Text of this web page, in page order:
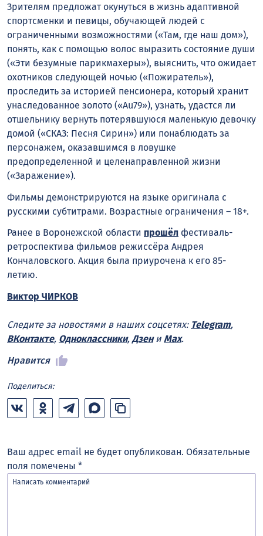
Зрителям предложат окунуться в жизнь адаптивной
спортсменки и певицы, обучающей людей с
ограниченными возможностями («Там, где наш дом»),
понять, как с помощью волос выразить состояние души
(«Эти безумные парикмахеры»), выяснить, что ожидает
охотников следующей ночью («Пожиратель»),
проследить за историей пенсионера, который хранит
унаследованное золото («Au79»), узнать, удастся ли
отшельнику вернуть потерявшуюся маленькую девочку
домой («СКАЗ: Песня Сирин») или понаблюдать за
персонажем, оказавшимся в ловушке
предопределенной и целенаправленной жизни
(«Заражение»).
Фильмы демонстрируются на языке оригинала с
русскими субтитрами. Возрастные ограничения – 18+.
Ранее в Воронежской области прошёл фестиваль-
ретроспектива фильмов режиссёра Андрея
Кончаловского. Акция была приурочена к его 85-
летию.
Виктор ЧИРКОВ
Следите за новостями в наших соцсетях: Telegram,
ВКонтакте, Одноклассники, Дзени Max.
Нравится
Поделиться:
Ваш адрес email не будет опубликован. Обязательные
поля помечены *